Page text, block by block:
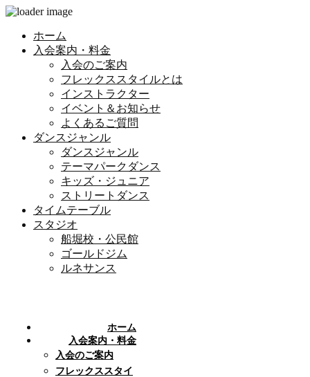
ホーム
入会案内・料金
入会のご案内
フレックススタイルとは
インストラクター
イベント＆お知らせ
よくあるご質問
ダンスジャンル
ダンスジャンル
テーマパークダンス
キッズ・ジュニア
ストリートダンス
タイムテーブル
スタジオ
船堀校・公民館
ゴールドジム
ルネサンス
ホーム
入会案内・料金
入会のご案内
フレックススタイ